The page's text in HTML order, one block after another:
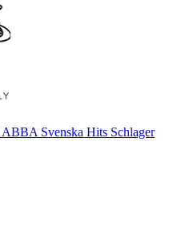
Svenska Hits Schlager